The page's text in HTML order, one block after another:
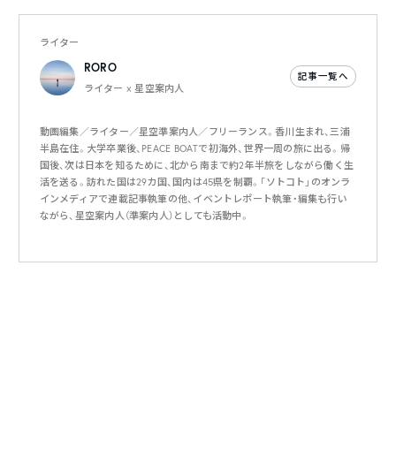
ライター
RORO
ライター × 星空案内人
記事一覧へ
動画編集／ライター／星空準案内人／フリーランス。香川生まれ、三浦
半島在住。大学卒業後、PEACE BOATで初海外、世界一周の旅に出る。帰
国後、次は日本を知るために、北から南まで約2年半旅をしながら働く生
活を送る。訪れた国は29カ国、国内は45県を制覇。「ソトコト」のオンラ
インメディアで連載記事執筆の他、イベントレポート執筆・編集も行い
ながら、星空案内人（準案内人）としても活動中。